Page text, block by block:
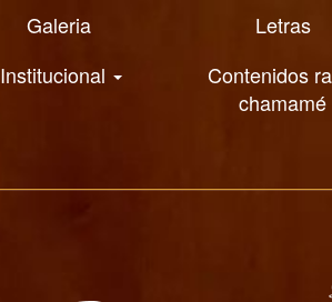
Galeria Letras
Institucional
Contenidos
chamamé